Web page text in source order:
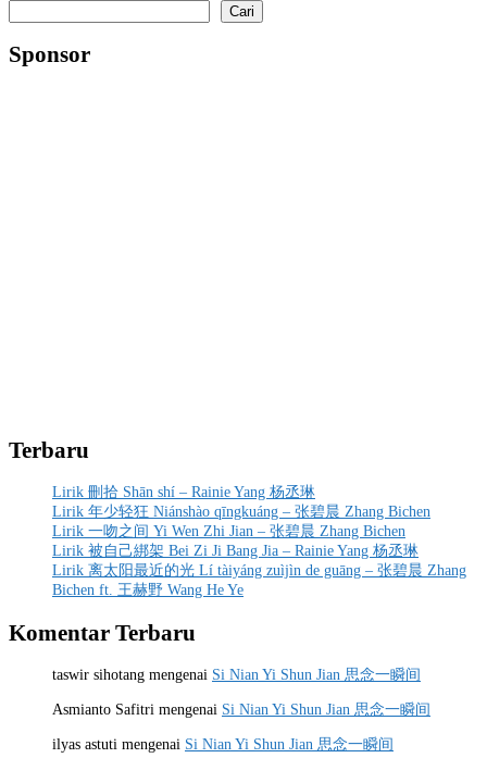
Cari
Sponsor
Terbaru
Lirik 刪拾 Shān shí – Rainie Yang 杨丞琳
Lirik 年少轻狂 Niánshào qīngkuáng – 张碧晨 Zhang Bichen
Lirik 一吻之间 Yi Wen Zhi Jian – 张碧晨 Zhang Bichen
Lirik 被自己綁架 Bei Zi Ji Bang Jia – Rainie Yang 杨丞琳
Lirik 离太阳最近的光 Lí tàiyáng zuìjìn de guāng – 张碧晨 Zhang
Bichen ft. 王赫野 Wang He Ye
Komentar Terbaru
taswir sihotang mengenai Si Nian Yi Shun Jian 思念一瞬间
Asmianto Safitri mengenai Si Nian Yi Shun Jian 思念一瞬间
ilyas astuti mengenai Si Nian Yi Shun Jian 思念一瞬间